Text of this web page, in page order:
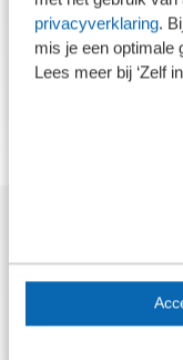
privacyverklaring.
mis je een optimale
Lees meer bij ‘Zelf
04-11-2024